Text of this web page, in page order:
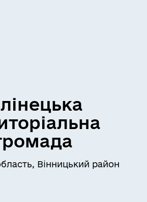
Вінницький район